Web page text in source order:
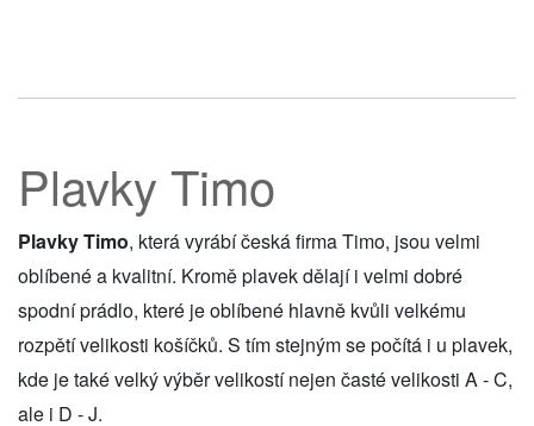
Plavky Timo
Plavky Timo, která vyrábí česká firma Timo, jsou velmi
oblíbené a kvalitní. Kromě plavek dělají i velmi dobré
spodní prádlo, které je oblíbené hlavně kvůli velkému
rozpětí velikosti košíčků. S tím stejným se počítá i u plavek,
kde je také velký výběr velikostí nejen časté velikosti A - C,
ale i D - J.